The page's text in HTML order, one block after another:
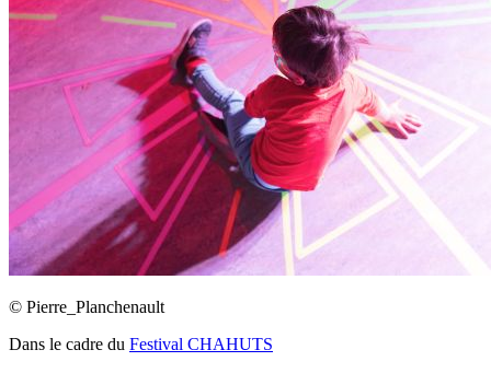
© Pierre_Planchenault
Dans le cadre du Festival CHAHUTS